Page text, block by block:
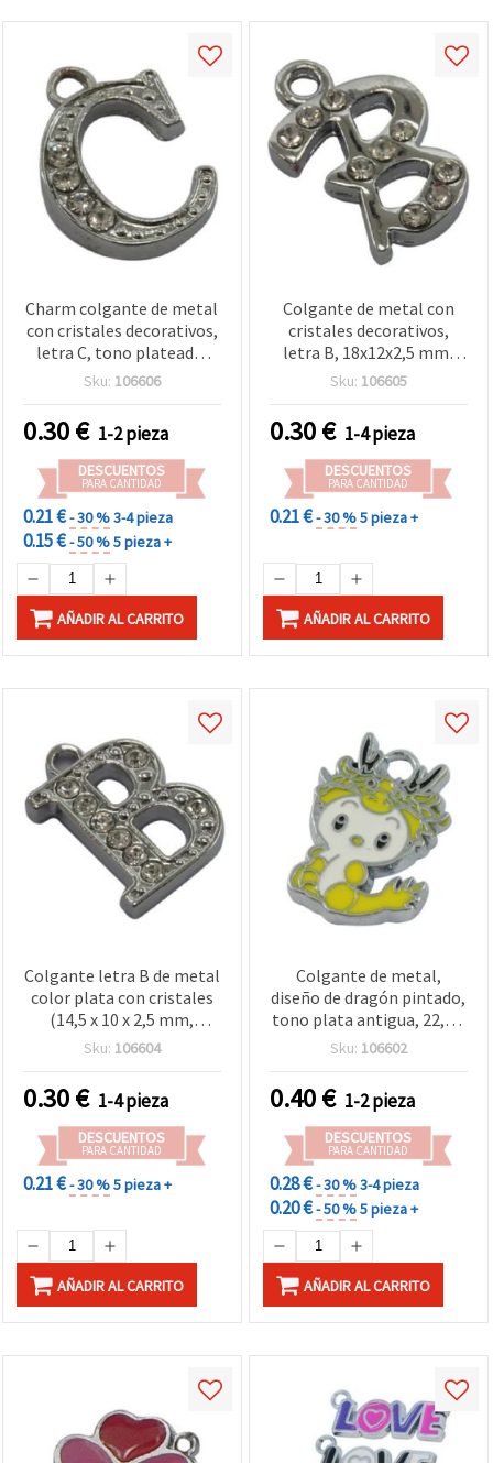
Charm colgante de metal
con cristales decorativos,
letra C, tono plateado,
14,5 x 10 x 2,5 mm,
bisutería y manualidades
Sku: 106606
0.30€ 1-2 pieza
DESCUENTOS
PARA CANTIDAD
0.21 €- 30 %3-4 pieza
0.15 €- 50 %5 pieza +
AÑADIR AL CARRITO
Colgante de metal con
cristales decorativos,
letra B, 18x12x2,5 mm,
orificio 2 mm, tono
Sku: 106605
0.30€ 1-4 pieza
DESCUENTOS
PARA CANTIDAD
0.21 €- 30 %5 pieza +
AÑADIR AL CARRITO
Colgante letra B de metal
color plata con cristales
(14,5 x 10 x 2,5 mm,
agujero 1,5 mm) – Ideal
manualidades
Sku: 106604
0.30€ 1-4 pieza
DESCUENTOS
PARA CANTIDAD
0.21 €- 30 %5 pieza +
AÑADIR AL CARRITO
Colgante de metal,
diseño de dragón pintado,
tono plata antigua, 22,5 x
15 x 2 mm, agujero: 2,5
Sku: 106602
0.40€ 1-2 pieza
DESCUENTOS
PARA CANTIDAD
0.28 €- 30 %3-4 pieza
0.20 €- 50 %5 pieza +
AÑADIR AL CARRITO